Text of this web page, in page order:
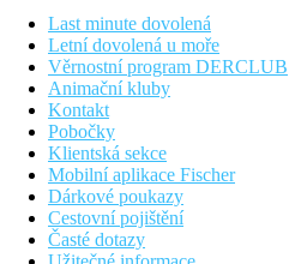
Vzdálenosti
760 km
Praha
670 km
Brno
610 km
Bratislava
Last minute dovolená
Letní dovolená u moře
Věrnostní program DERCLUB
Animační kluby
Kontakt
Pobočky
Klientská sekce
Mobilní aplikace Fischer
Dárkové poukazy
Cestovní pojištění
Časté dotazy